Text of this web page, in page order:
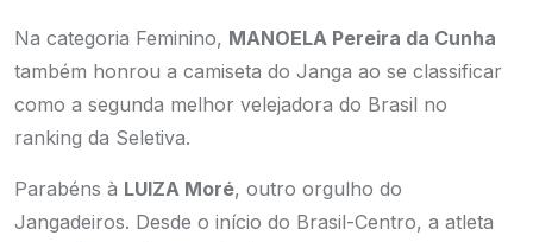
Na categoria Feminino, MANOELA Pereira da Cunha
também honrou a camiseta do Janga ao se classificar
como a segunda melhor velejadora do Brasil no
ranking da Seletiva.
Parabéns à LUIZA Moré, outro orgulho do
Jangadeiros. Desde o início do Brasil-Centro, a atleta